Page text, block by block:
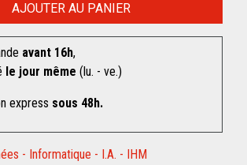
AJOUTER AU PANIER
avant 16h,
le jour même (lu. - ve.)
express sous 48h.
- Informatique - I.A. - IHM